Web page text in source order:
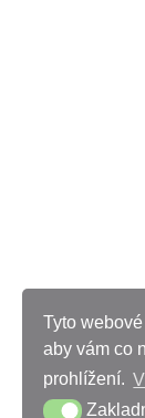
Tyto
aby vám co
prohlížení.